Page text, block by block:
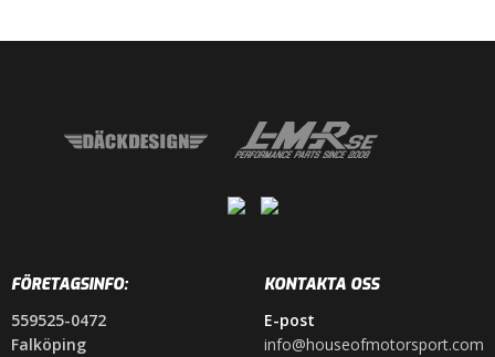
FÖRETAGSINFO:
559525-0472
Falköping
KONTAKTA OSS
E-post
info@houseofmotorsport.com